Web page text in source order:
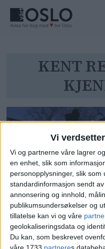
Vi
Vi og partnerne våre lagrer
en enhet, slik som
personopplysninger, slik som
standardinformasjon sendt
annonsering og innhold,
publikumsundersøkelser og
tillatelse kan vi og våre
geolokaliseringsdata og
Du kan, som beskrevet
reichborn-
kjennerud
KENT
Kulturetaten
ved
bekymringen